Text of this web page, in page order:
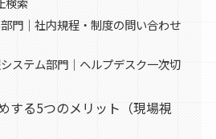
門｜社内規程・制度の問い合わせ
ステム部門｜ヘルプデスク一次切
する5つのメリット（現場視